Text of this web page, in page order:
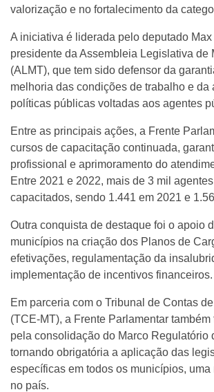
valorização e no fortalecimento da
A iniciativa é liderada pelo deputado Max
presidente da Assembleia Legislativa de
(ALMT), que tem sido defensor da
melhoria das condições de trabalho e da
políticas públicas voltadas aos agentes
Entre as principais ações, a Frente
cursos de capacitação continuada,
profissional e aprimoramento do
Entre 2021 e 2022, mais de 3 mil
capacitados, sendo 1.441 em 2021 e
Outra conquista de destaque foi o apoio
municípios na criação dos Planos de
efetivações, regulamentação da
implementação de incentivos financeiros.
Em parceria com o Tribunal de Contas
(TCE-MT), a Frente Parlamentar também
pela consolidação do Marco Regulatório
tornando obrigatória a aplicação das
específicas em todos os municípios, uma
no país.